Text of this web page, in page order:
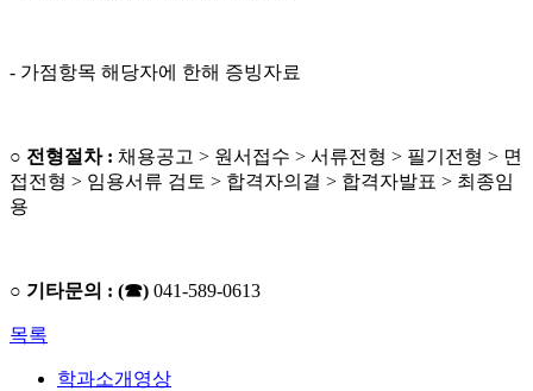
- 가점항목 해당자에 한해 증빙자료
○ 전형절차 : 채용공고 > 원서접수 > 서류전형 > 필기전형 > 면
접전형 > 임용서류 검토 > 합격자의결 > 합격자발표 > 최종임
용
○ 기타문의 : (☎) 041-589-0613
목록
학과소개영상